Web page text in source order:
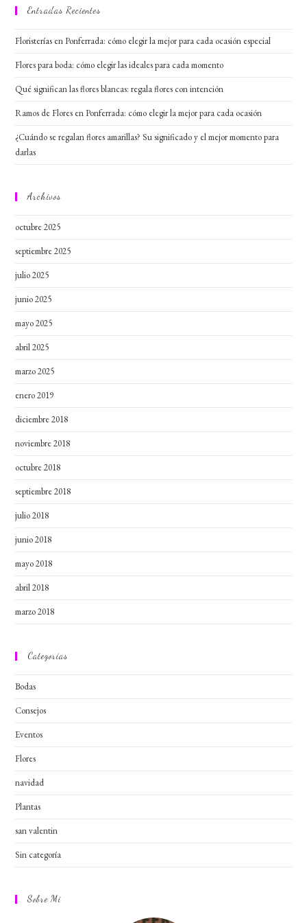
Entradas Recientes
Floristerías en Ponferrada: cómo elegir la mejor para cada ocasión especial
Flores para boda: cómo elegir las ideales para cada momento
Qué significan las flores blancas: regala flores con intención
Ramos de Flores en Ponferrada: cómo elegir la mejor para cada ocasión
¿Cuándo se regalan flores amarillas? Su significado y el mejor momento para
darlas
Archivos
octubre 2025
septiembre 2025
julio 2025
junio 2025
mayo 2025
abril 2025
marzo 2025
enero 2019
diciembre 2018
noviembre 2018
octubre 2018
septiembre 2018
julio 2018
junio 2018
mayo 2018
abril 2018
marzo 2018
Categorías
Bodas
Consejos
Eventos
Flores
navidad
Plantas
san valentin
Sin categoría
Sobre Mi